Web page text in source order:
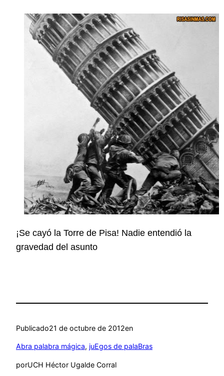
¡Se cayó la Torre de Pisa! Nadie entendió la
gravedad del asunto
Publicado21 de octubre de 2012en
Abra palabra mágica, juEgos de palaBras
porUCH Héctor Ugalde Corral